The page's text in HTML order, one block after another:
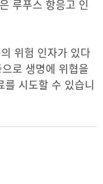
루푸스 항응고 인
위험 인자가 있다
로 생명에 위협을
시도할 수 있습니